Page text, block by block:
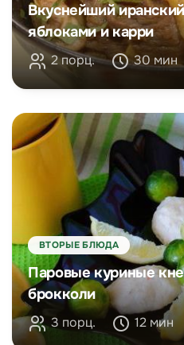
Вкуснейший
яблоками и карри
2 порц. 30 мин
ВТОРЫЕ БЛЮДА
Паровые куриные
брокколи
3 порц. 12 мин